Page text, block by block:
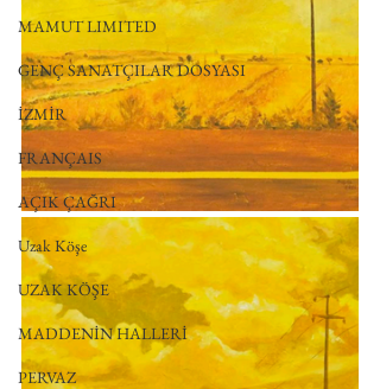
MAMUT LIMITED
GENÇ SANATÇILAR DOSYASI
İZMİR
FRANÇAIS
AÇIK ÇAĞRI
Uzak Köşe
UZAK KÖŞE
MADDENİN HALLERİ
PERVAZ